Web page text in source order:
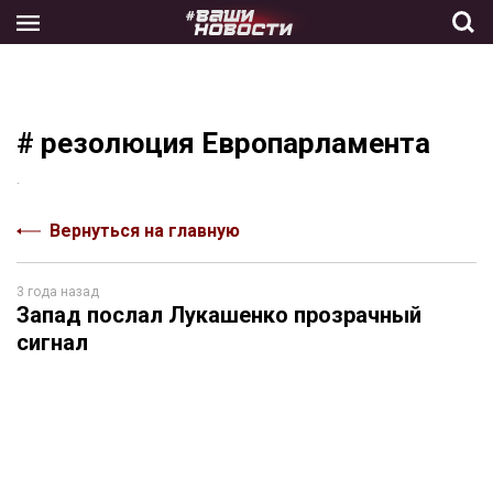
the
# резолюция Европарламента
Вернуться на главную
3 года назад
Запад послал Лукашенко прозрачный
сигнал